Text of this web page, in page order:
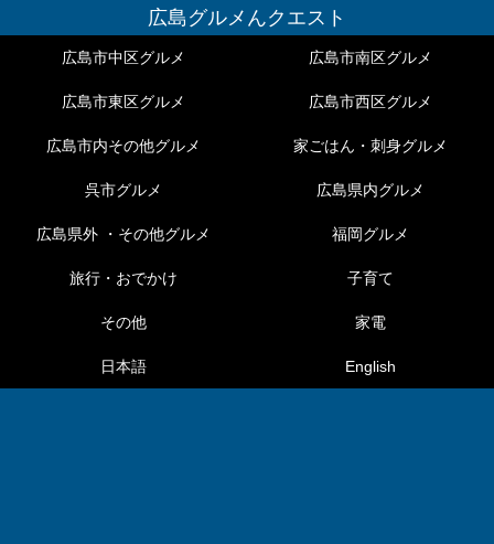
広島グルメんクエスト
広島市中区グルメ 広島市南区グルメ
広島市東区グルメ 広島市西区グルメ
広島市内その他グルメ 家ごはん・刺身グルメ
呉市グルメ 広島県内グルメ
広島県外 ・その他グルメ 福岡グルメ
旅行・おでかけ 子育て
その他 家電
日本語 English